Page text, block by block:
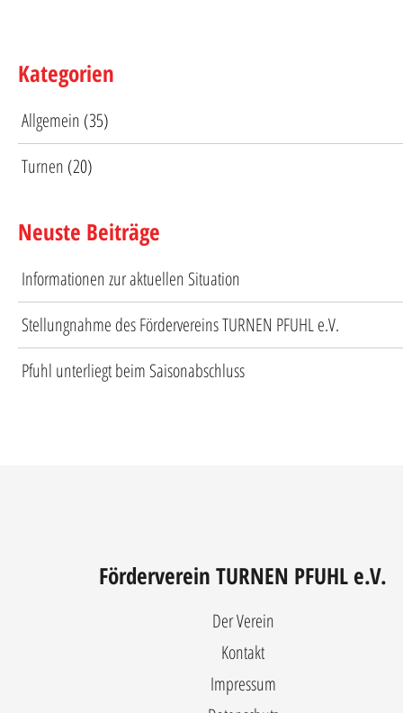
Kategorien
Allgemein (35)
Turnen (20)
Neuste Beiträge
Informationen zur aktuellen Situation
Stellungnahme des Fördervereins TURNEN PFUHL e.V.
Pfuhl unterliegt beim Saisonabschluss
Förderverein TURNEN PFUHL e.V.
Der Verein
Kontakt
Impressum